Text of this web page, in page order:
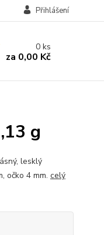
Přihlášení
0ks
za 0,00 Kč
g
lesklý
očko 4 mm. celý